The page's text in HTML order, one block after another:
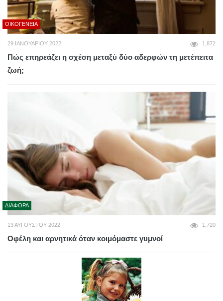
ΟΙΚΟΓΈΝΕΙΑ
29 ΙΑΝΟΥΑΡΊΟΥ 2022 1,872
Πώς επηρεάζει η σχέση μεταξύ δύο αδερφών τη μετέπειτα
ζωή;
ΔΙΆΦΟΡΑ
13 ΑΥΓΟΎΣΤΟΥ 2022 1,720
Οφέλη και αρνητικά όταν κοιμόμαστε γυμνοί